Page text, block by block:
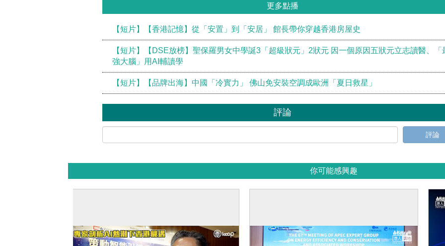
更多點播
【短片】【香港記憶】從「安置」到「安居」 館長帶你穿越香港房屋史
【短片】【DSE放榜】聖保羅男女中學誕3「超級狀元」2狀元 因一個原因五狀元立志讀醫、「
強大腦」用AI輔讀學
【短片】【品牌出海】中國「冷實力」 佛山免安裝空調成歐洲「夏日救星」
評論
評論
你可能感興趣